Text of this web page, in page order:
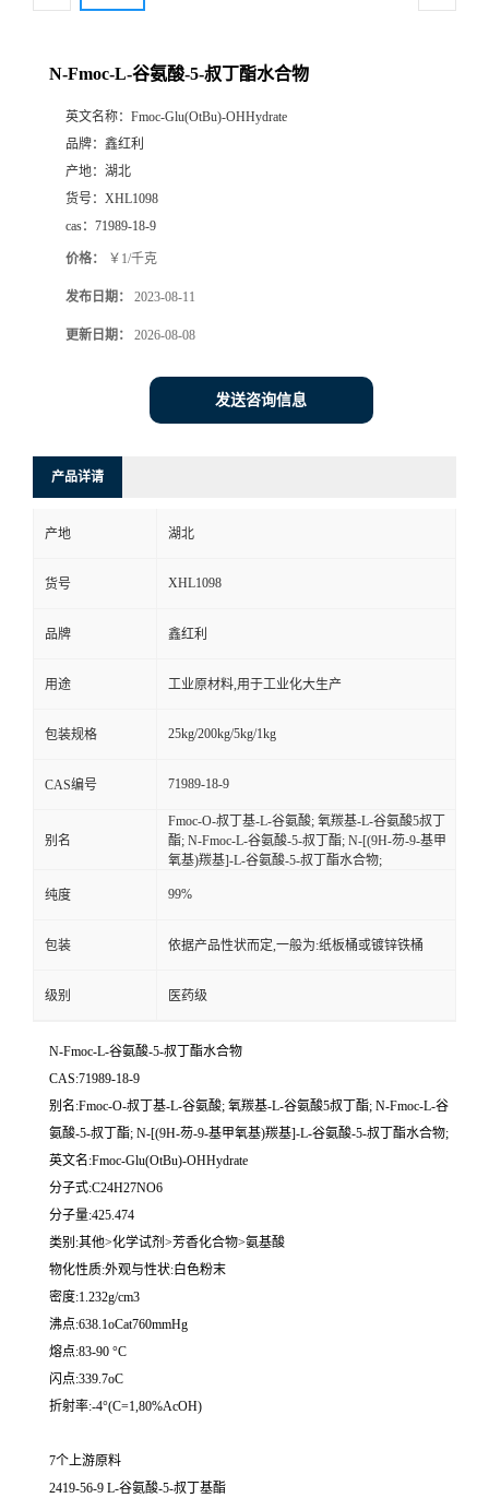
N-Fmoc-L-谷氨酸-5-叔丁酯水合物
英文名称： Fmoc-Glu(OtBu)-OHHydrate
品牌： 鑫红利
产地： 湖北
货号： XHL1098
cas： 71989-18-9
价格： ￥1/千克
发布日期： 2023-08-11
更新日期： 2026-08-08
发送咨询信息
产品详请
产地 湖北
货号 XHL1098
品牌 鑫红利
用途 工业原材料,用于工业化大生产
包装规格 25kg/200kg/5kg/1kg
CAS编号 71989-18-9
别名
Fmoc-O-叔丁基-L-谷氨酸; 氧羰基-L-谷氨酸5叔丁
酯; N-Fmoc-L-谷氨酸-5-叔丁酯; N-[(9H-芴-9-基甲
氧基)羰基]-L-谷氨酸-5-叔丁酯水合物;
纯度 99%
包装 依据产品性状而定,一般为:纸板桶或镀锌铁桶
级别 医药级
N-Fmoc-L-谷氨酸-5-叔丁酯水合物
CAS:71989-18-9
别名:Fmoc-O-叔丁基-L-谷氨酸; 氧羰基-L-谷氨酸5叔丁酯; N-Fmoc-L-谷
氨酸-5-叔丁酯; N-[(9H-芴-9-基甲氧基)羰基]-L-谷氨酸-5-叔丁酯水合物;
英文名:Fmoc-Glu(OtBu)-OHHydrate
分子式:C24H27NO6
分子量:425.474
类别:其他>化学试剂>芳香化合物>氨基酸
物化性质:外观与性状:白色粉末
密度:1.232g/cm3
沸点:638.1oCat760mmHg
熔点:83-90 °C
闪点:339.7oC
折射率:-4°(C=1,80%AcOH)
7个上游原料
2419-56-9 L-谷氨酸-5-叔丁基酯